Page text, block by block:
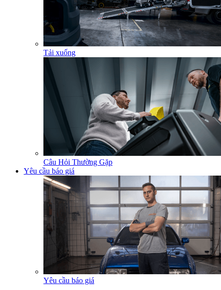
Tải xuống
Câu Hỏi Thường Gặp
Yêu cầu báo giá
Yêu cầu báo giá